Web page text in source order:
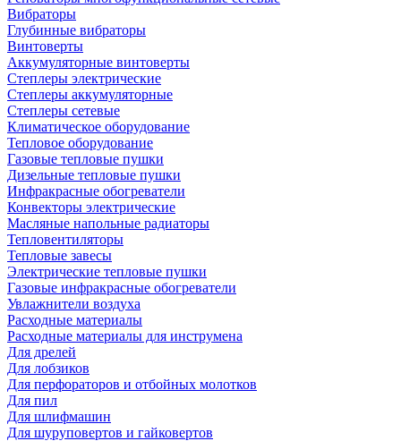
Вибраторы
Глубинные вибраторы
Винтоверты
Аккумуляторные винтоверты
Степлеры электрические
Степлеры аккумуляторные
Степлеры сетевые
Климатическое оборудование
Тепловое оборудование
Газовые тепловые пушки
Дизельные тепловые пушки
Инфракрасные обогреватели
Конвекторы электрические
Масляные напольные радиаторы
Тепловентиляторы
Тепловые завесы
Электрические тепловые пушки
Газовые инфракрасные обогреватели
Увлажнители воздуха
Расходные материалы
Расходные материалы для инструмена
Для дрелей
Для лобзиков
Для перфораторов и отбойных молотков
Для пил
Для шлифмашин
Для шуруповертов и гайковертов